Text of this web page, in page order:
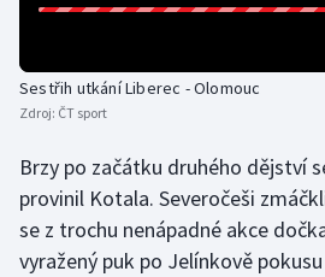
Ragby
Rychlostní kanoistika
Short track
Sestřih utkání Liberec - Olomouc
Zdroj: ČT sport
Brzy po začátku druhého dějství
provinil Kotala. Severočeši
se z trochu nenápadné akce
vyražený puk po Jelínkově